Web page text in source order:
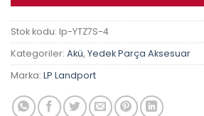
Stok kodu: lp-YTZ7S-4
Kategoriler: Akü, Yedek Parça Aksesuar
Marka: LP Landport